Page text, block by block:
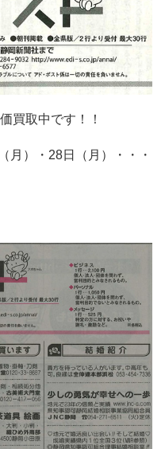
買取中です！！
（月） ・28日（月）
・・・